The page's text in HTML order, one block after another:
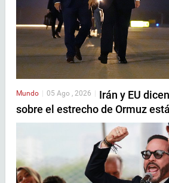
Mundo | 05 Ago , 2026 | Irán y EU
sobre el estrecho de Ormuz